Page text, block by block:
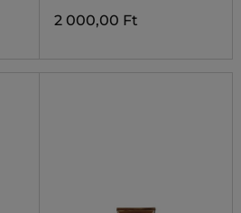
2 000,00 Ft